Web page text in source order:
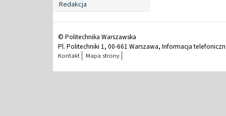
Redakcja
© Politechnika Warszawska
Pl. Politechniki 1, 00-661 Warszawa, Informacja
Kontakt Mapa strony